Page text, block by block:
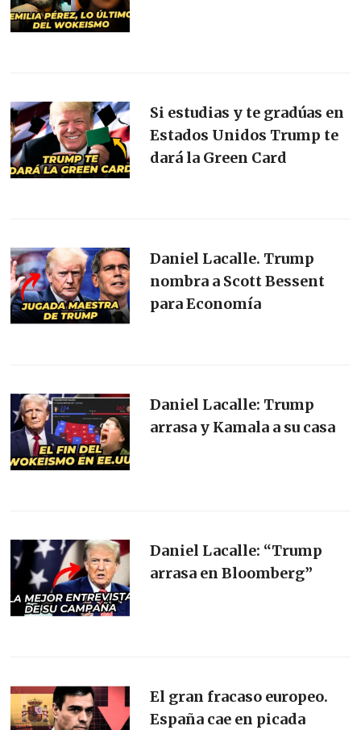
Si estudias y te gradúas en
Estados Unidos Trump te
dará la Green Card
Daniel Lacalle. Trump
nombra a Scott Bessent
para Economía
Daniel Lacalle: Trump
arrasa y Kamala a su casa
Daniel Lacalle: “Trump
arrasa en Bloomberg”
El gran fracaso europeo.
España cae en picada